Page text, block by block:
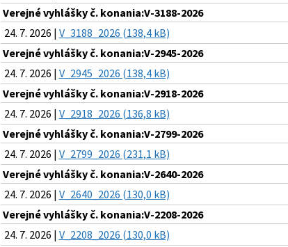
Verejné vyhlášky č. konania:V-3188-2026
24. 7. 2026 | V_3188_2026 (138,4 kB)
Verejné vyhlášky č. konania:V-2945-2026
24. 7. 2026 | V_2945_2026 (138,4 kB)
Verejné vyhlášky č. konania:V-2918-2026
24. 7. 2026 | V_2918_2026 (136,8 kB)
Verejné vyhlášky č. konania:V-2799-2026
24. 7. 2026 | V_2799_2026 (231,1 kB)
Verejné vyhlášky č. konania:V-2640-2026
24. 7. 2026 | V_2640_2026 (130,0 kB)
Verejné vyhlášky č. konania:V-2208-2026
24. 7. 2026 | V_2208_2026 (130,0 kB)